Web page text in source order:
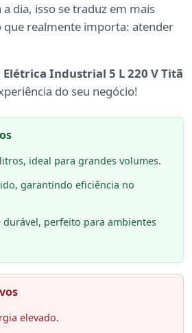
dia, isso se traduz em mais
realmente importa: atender
Industrial 5 L 220 V Titã
do seu negócio!
ideal para grandes volumes.
garantindo eficiência no
perfeito para ambientes
elevado.